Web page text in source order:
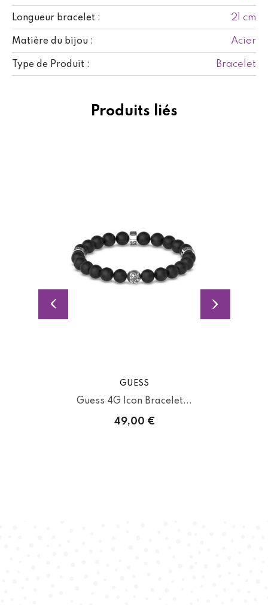
Longueur bracelet : 21 cm
Matière du bijou : Acier
Type de Produit : Bracelet
Produits liés
GUESS
Guess 4G Icon Bracelet...
49,00 €